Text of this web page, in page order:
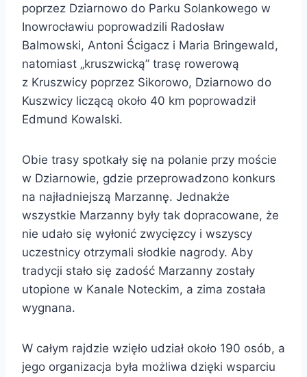
poprzez Dziarnowo do Parku Solankowego w
Inowrocławiu poprowadzili Radosław
Balmowski, Antoni Ścigacz i Maria Bringewald,
natomiast „kruszwicką” trasę rowerową
z Kruszwicy poprzez Sikorowo, Dziarnowo do
Kuszwicy liczącą około 40 km poprowadził
Edmund Kowalski.
Obie trasy spotkały się na polanie przy moście
w Dziarnowie, gdzie przeprowadzono konkurs
na najładniejszą Marzannę. Jednakże
wszystkie Marzanny były tak dopracowane, że
nie udało się wyłonić zwycięzcy i wszyscy
uczestnicy otrzymali słodkie nagrody. Aby
tradycji stało się zadość Marzanny zostały
utopione w Kanale Noteckim, a zima została
wygnana.
W całym rajdzie wzięło udział około 190 osób, a
jego organizacja była możliwa dzięki wsparciu